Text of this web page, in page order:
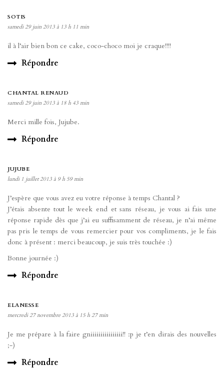
SOTIS
samedi 29 juin 2013 à 13 h 11 min
il à l’air bien bon ce cake, coco-choco moi je craque!!!!
Répondre
CHANTAL RENAUD
samedi 29 juin 2013 à 18 h 43 min
Merci mille fois, Jujube.
Répondre
JUJUBE
lundi 1 juillet 2013 à 9 h 59 min
J’espère que vous avez eu votre réponse à temps Chantal ?
J’étais absente tout le week end et sans réseau, je vous ai fais une
réponse rapide dès que j’ai eu suffisamment de réseau, je n’ai même
pas pris le temps de vous remercier pour vos compliments, je le fais
donc à présent : merci beaucoup, je suis très touchée :)
Bonne journée :)
Répondre
ELANESSE
mercredi 27 novembre 2013 à 15 h 27 min
Je me prépare à la faire gniiiiiiiiiiiiiiii!! :p je t’en dirais des nouvelles
;-)
Répondre